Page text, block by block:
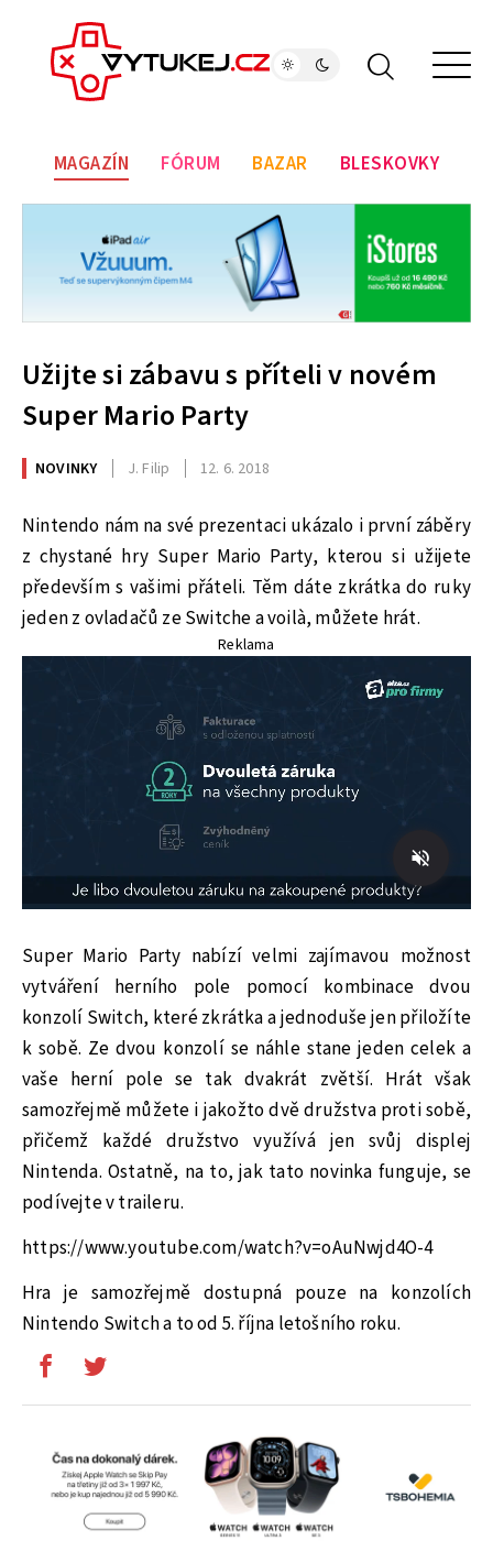
MAGAZÍN FÓRUM BAZAR BLESKOVKY
Užijte si zábavu s příteli v novém
Super Mario Party
NOVINKY J. Filip 12. 6. 2018
Nintendo nám na své prezentaci ukázalo i první záběry
z chystané hry Super Mario Party, kterou si užijete
především s vašimi přáteli. Těm dáte zkrátka do ruky
jeden z ovladačů ze Switche a voilà, můžete hrát.
Reklama
Super Mario Party nabízí velmi zajímavou možnost
vytváření herního pole pomocí kombinace dvou
konzolí Switch, které zkrátka a jednoduše jen přiložíte
k sobě. Ze dvou konzolí se náhle stane jeden celek a
vaše herní pole se tak dvakrát zvětší. Hrát však
samozřejmě můžete i jakožto dvě družstva proti sobě,
přičemž každé družstvo využívá jen svůj displej
Nintenda. Ostatně, na to, jak tato novinka funguje, se
podívejte v traileru.
https://www.youtube.com/watch?v=oAuNwjd4O-4
Hra je samozřejmě dostupná pouze na konzolích
Nintendo Switch a to od 5. října letošního roku.